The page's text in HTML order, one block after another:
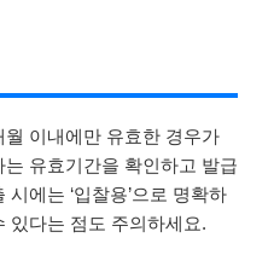
이내에만 유효한 경우가
유효기간을 확인하고 발급
에는 ‘입찰용’으로 명확하
있다는 점도 주의하세요.